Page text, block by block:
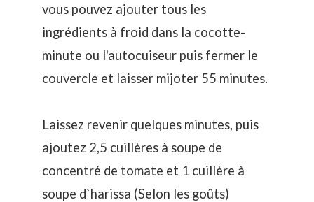
vous pouvez ajouter tous les
ingrédients à froid dans la cocotte-
minute ou l'autocuiseur puis fermer le
couvercle et laisser mijoter 55 minutes.
Laissez revenir quelques minutes, puis
ajoutez 2,5 cuillères à soupe de
concentré de tomate et 1 cuillère à
soupe d`harissa (Selon les goûts)